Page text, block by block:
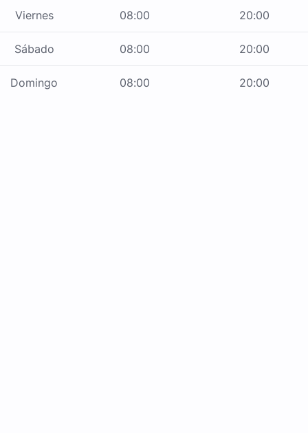
Viernes 08:00 20:00
Sábado 08:00 20:00
Domingo 08:00 20:00